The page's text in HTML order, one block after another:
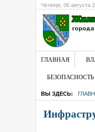
Четверг, 06 августа
ГЛАВНАЯ
БЕЗОПАСНОСТЬ
ВЫ ЗДЕСЬ: